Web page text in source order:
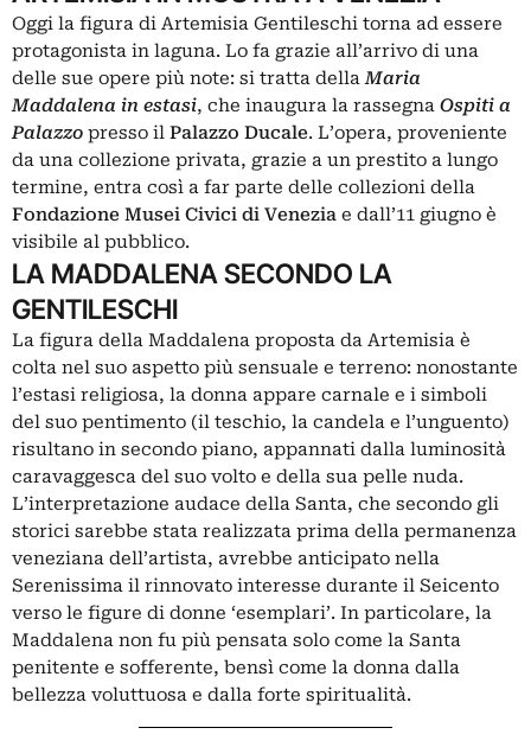
Oggi la figura di Artemisia Gentileschi torna ad essere
protagonista in laguna. Lo fa grazie all’arrivo di una
delle sue opere più note: si tratta dellaMaria
Maddalena in estasi, che inaugura la rassegna Ospiti a
Palazzo presso il Palazzo Ducale. L’opera, proveniente
da una collezione privata, grazie a un prestito a lungo
termine, entra così a far parte delle collezioni della
Fondazione Musei Civici di Venezia e dall’11 giugno è
visibile al pubblico.
LA MADDALENA SECONDO LA
GENTILESCHI
La figura della Maddalena proposta da Artemisia è
colta nel suo aspetto più sensuale e terreno: nonostante
l’estasi religiosa, la donna appare carnale e i simboli
del suo pentimento (il teschio, la candela e l’unguento)
risultano in secondo piano, appannati dalla luminosità
caravaggesca del suo volto e della sua pelle nuda.
L’interpretazione audace della Santa, che secondo gli
storici sarebbe stata realizzata prima della permanenza
veneziana dell’artista, avrebbe anticipato nella
Serenissima il rinnovato interesse durante il Seicento
verso le figure di donne ‘esemplari’. In particolare, la
Maddalena non fu più pensata solo come la Santa
penitente e sofferente, bensì come la donna dalla
bellezza voluttuosa e dalla forte spiritualità.